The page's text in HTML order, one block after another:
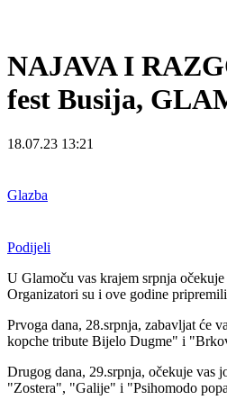
NAJAVA I
fest Busija,
18.07.23 13:21
Glazba
Podijeli
U Glamoču vas krajem srpnja
Organizatori su i ove godine
Prvoga dana, 28.srpnja, zabavljat će
kopche tribute Bijelo Dugme" i
Drugog dana, 29.srpnja, očekuje vas
"Zostera", "Galije" i "Psihomodo